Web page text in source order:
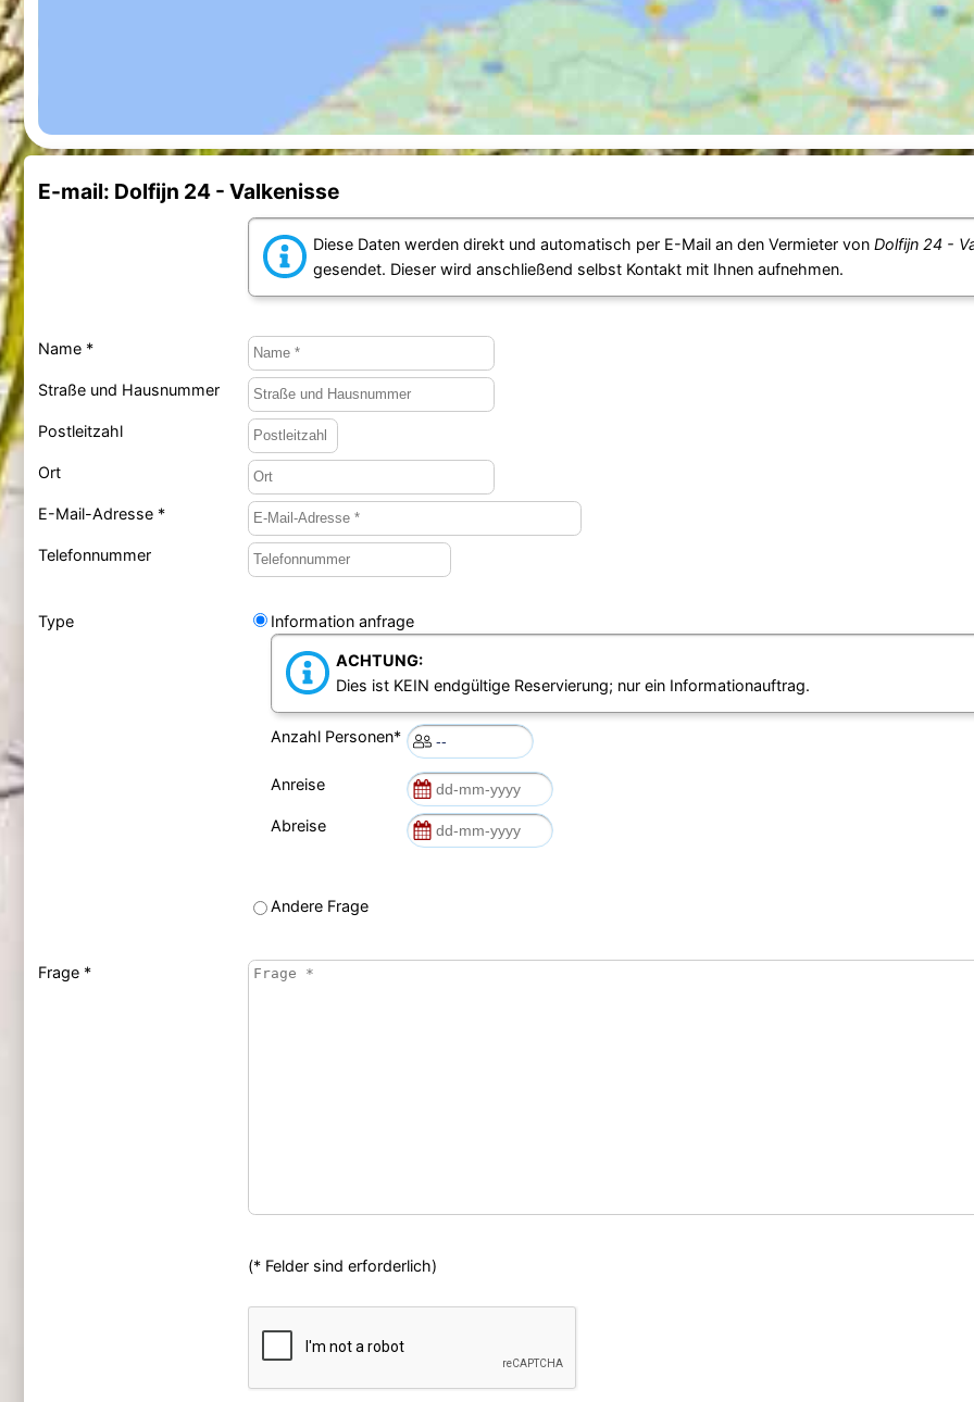
E-mail: Dolfijn 24 - Valkenisse
Diese Daten werden direkt und automatisch per E-Mail an den Vermieter von Dolfijn 24 -
gesendet. Dieser wird anschließend selbst Kontakt mit Ihnen aufnehmen.
Name *
Straße und Hausnummer
Postleitzahl
Ort
E-Mail-Adresse *
Telefonnummer
Type Information anfrage
ACHTUNG:
Dies ist KEIN endgültige Reservierung; nur ein Informationauftrag.
Anzahl Personen*
Anreise
Abreise
Andere Frage
Frage *
(* Felder sind erforderlich)